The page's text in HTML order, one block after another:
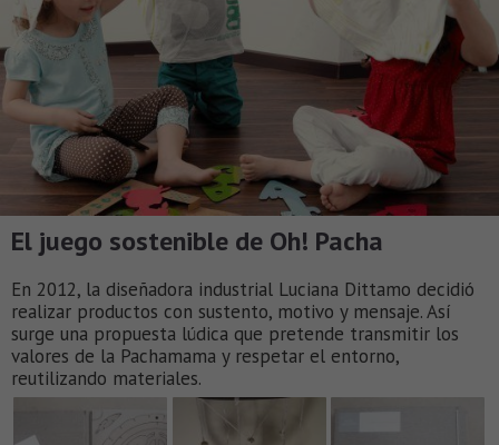
El juego sostenible de Oh! Pacha
En 2012, la diseñadora industrial Luciana Dittamo decidió
realizar productos con sustento, motivo y mensaje. Así
surge una propuesta lúdica que pretende transmitir los
valores de la Pachamama y respetar el entorno,
reutilizando materiales.